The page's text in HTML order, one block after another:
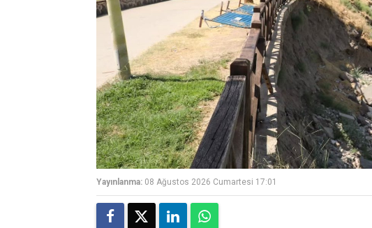
Yayınlanma: 08 Ağustos 2026 Cumartesi 17:01